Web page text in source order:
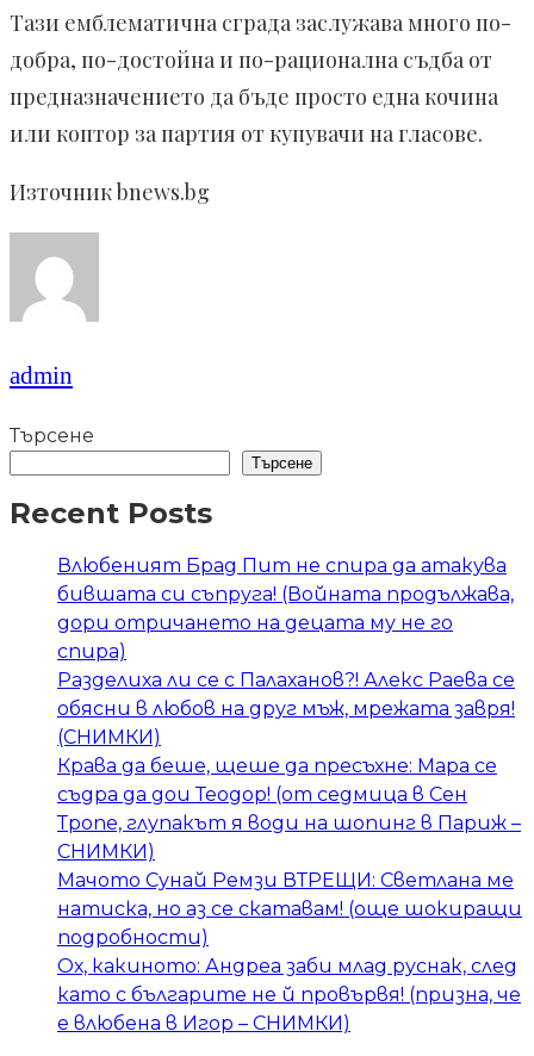
Тази емблематична сграда заслужава много по-
добра, по-достойна и по-рационална съдба от
предназначението да бъде просто една кочина
или коптор за партия от купувачи на гласове.
Източник bnews.bg
admin
Търсене
Търсене
Recent Posts
Влюбеният Брад Пит не спира да атакува
бившата си съпруга! (Войната продължава,
дори отричането на децата му не го
спира)
Разделиха ли се с Палаханов?! Алекс Раева се
обясни в любов на друг мъж, мрежата завря!
(СНИМКИ)
Крава да беше, щеше да пресъхне: Мара се
съдра да дои Теодор! (от седмица в Сен
Тропе, глупакът я води на шопинг в Париж –
СНИМКИ)
Мачото Сунай Ремзи ВТРЕЩИ: Светлана ме
натиска, но аз се скатавам! (още шокиращи
подробности)
Ох, какиното: Андреа заби млад руснак, след
като с българите не й провървя! (призна, че
е влюбена в Игор – СНИМКИ)